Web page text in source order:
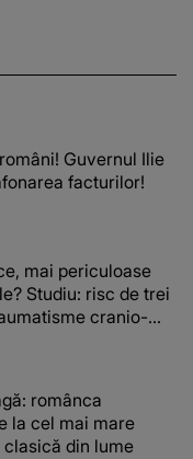
anilor: "De
Guvernul Ilie
facturilor!
mai periculoase
Studiu: risc de trei
cranio-
românca
la cel mai mare
din lume